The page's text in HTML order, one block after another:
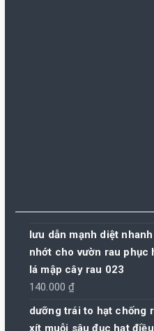
lưu dẫn mạnh diệt
nhớt cho vườn rau phục
lá mập cây rau 023
140.000₫
dưỡng trái to hạt chống
xít muỗi sâu đục hạt